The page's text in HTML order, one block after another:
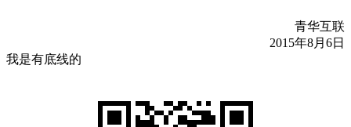
青华互联
2015年8月6日
我是有底线的